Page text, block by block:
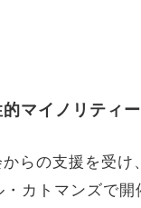
マイノリティ
らの支援を受け
カトマンズで開